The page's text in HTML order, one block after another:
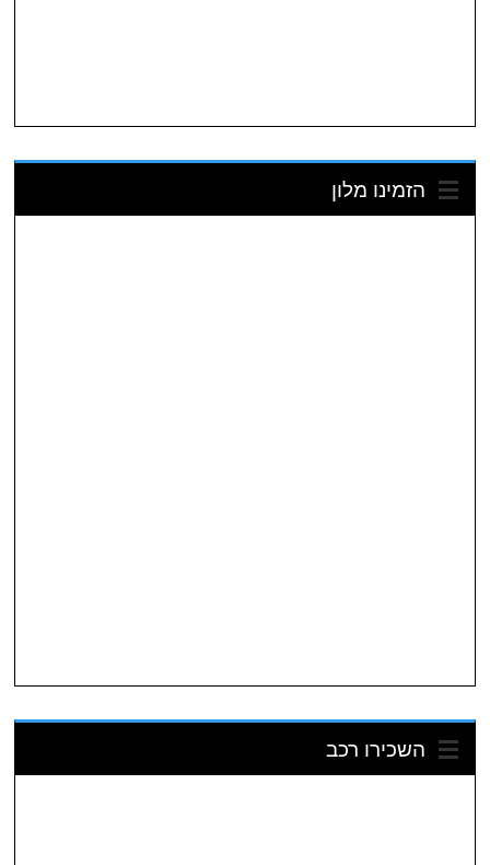
הזמינו מלון
השכירו רכב